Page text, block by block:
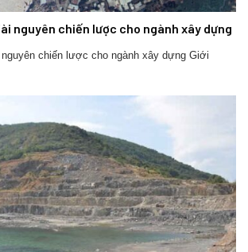
nguyên chiến lược cho ngành xây dựng
nguyên chiến lược cho ngành xây dựng Giới